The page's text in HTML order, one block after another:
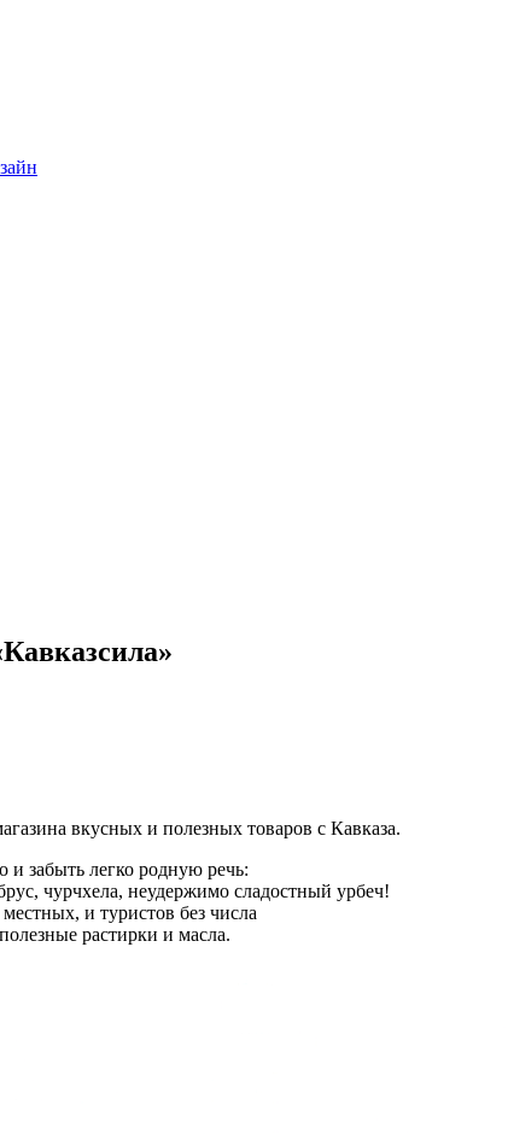
вкусных и полезных товаров с Кавказа.
и забыть легко родную речь:
чурчхела, неудержимо сладостный урбеч!
и туристов без числа
растирки и масла.